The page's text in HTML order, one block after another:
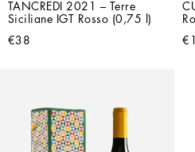
TANCREDI 2021 – Terre
Siciliane IGT Rosso (0,75 l)
€38